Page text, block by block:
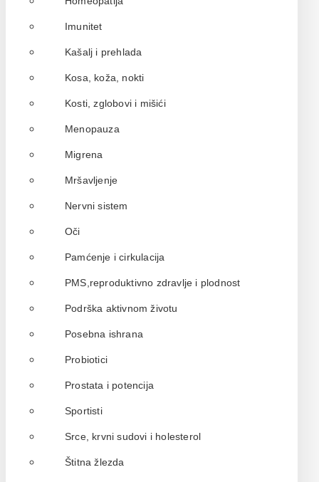
Imunitet
Kašalj i prehlada
Kosa, koža, nokti
Kosti, zglobovi i mišići
Menopauza
Migrena
Mršavljenje
Nervni sistem
Oči
Pamćenje i cirkulacija
PMS,reproduktivno zdravlje i plodnost
Podrška aktivnom životu
Posebna ishrana
Probiotici
Prostata i potencija
Sportisti
Srce, krvni sudovi i holesterol
Štitna žlezda